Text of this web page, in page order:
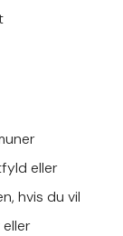
eller
hvis du vil